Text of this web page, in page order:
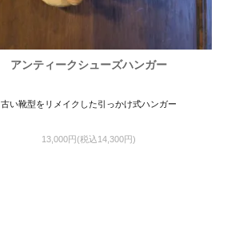
アンティークシューズハンガー
古い靴型をリメイクした引っかけ式ハンガー
13,000円(税込14,300円)